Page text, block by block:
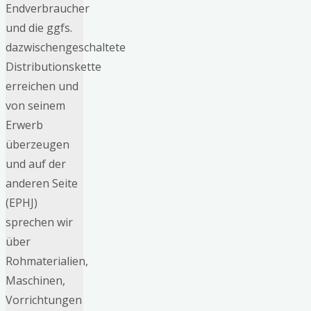
Endverbraucher
und die ggfs.
dazwischengeschaltete
Distributionskette
erreichen und
von seinem
Erwerb
überzeugen
und auf der
anderen Seite
(EPHJ)
sprechen wir
über
Rohmaterialien,
Maschinen,
Vorrichtungen